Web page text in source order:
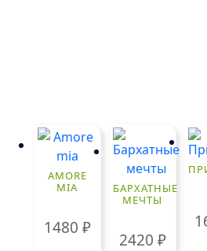
AMORE
MIA
1480 ₽
БАРХАТНЫЕ
МЕЧТЫ
2420 ₽